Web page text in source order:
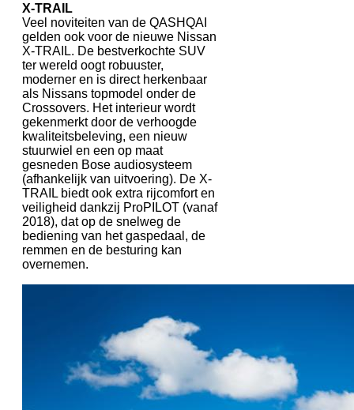
X-TRAIL
Veel noviteiten van de QASHQAI
gelden ook voor de nieuwe Nissan
X-TRAIL. De bestverkochte SUV
ter wereld oogt robuuster,
moderner en is direct herkenbaar
als Nissans topmodel onder de
Crossovers. Het interieur wordt
gekenmerkt door de verhoogde
kwaliteitsbeleving, een nieuw
stuurwiel en een op maat
gesneden Bose audiosysteem
(afhankelijk van uitvoering). De X-
TRAIL biedt ook extra rijcomfort en
veiligheid dankzij ProPILOT (vanaf
2018), dat op de snelweg de
bediening van het gaspedaal, de
remmen en de besturing kan
overnemen.